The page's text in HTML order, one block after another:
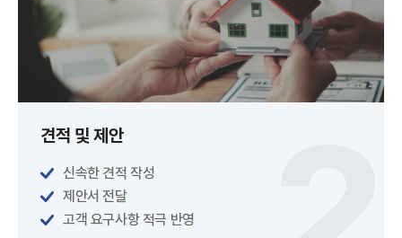
견적 및 제안
신속한 견적 작성
제안서 전달
고객 요구사항 적극 반영